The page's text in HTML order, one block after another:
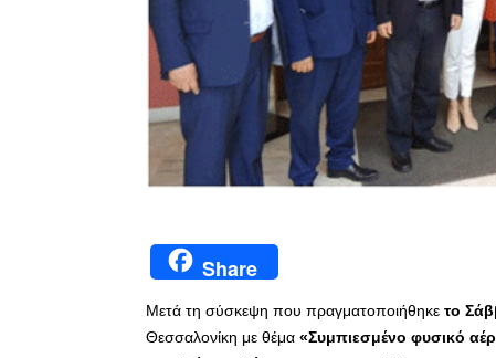
Share
Μετά τη σύσκεψη που πραγματοποιήθηκε το
Θεσσαλονίκη με θέμα «Συμπιεσμένο φυσικό